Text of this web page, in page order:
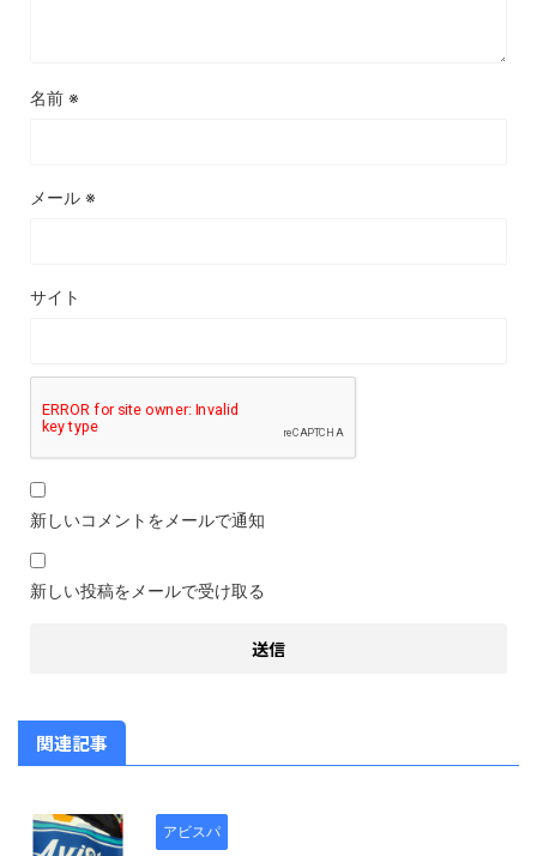
名前 ※
メール ※
サイト
新しいコメントをメールで通知
新しい投稿をメールで受け取る
関連記事
アビスパ